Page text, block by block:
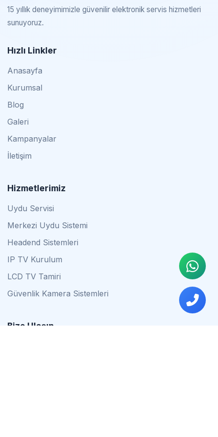
15 yıllık deneyimimizle güvenilir elektronik servis hizmetleri
sunuyoruz.
Hızlı Linkler
Anasayfa
Kurumsal
Blog
Galeri
Kampanyalar
İletişim
Hizmetlerimiz
Uydu Servisi
Merkezi Uydu Sistemi
Headend Sistemleri
IP TV Kurulum
LCD TV Tamiri
Güvenlik Kamera Sistemleri
Bize Ulaşın